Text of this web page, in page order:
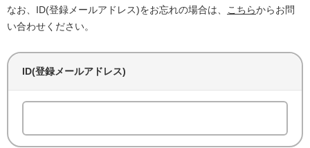
なお、ID(登録メールアドレス)をお忘れの場合は、 こちらからお問
い合わせください。
ID(登録メールアドレス)